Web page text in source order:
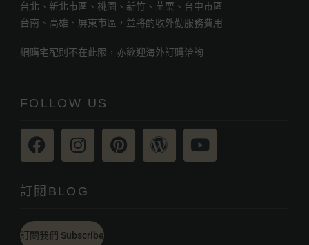
台北、新北市區、桃園、新竹、苗栗、台中市區
台南、高雄、屏東市區，並將酌收外勤服務費用
網購宅配則不在此限，亦歡迎海外訂購洽詢
FOLLOW US
訂閱BLOG
訂閱我們 Subscribe